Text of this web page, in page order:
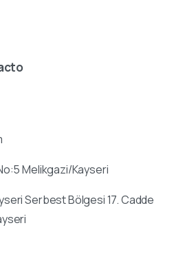
Melikgazi/Kayseri
Serbest Bölgesi 17. Cadde